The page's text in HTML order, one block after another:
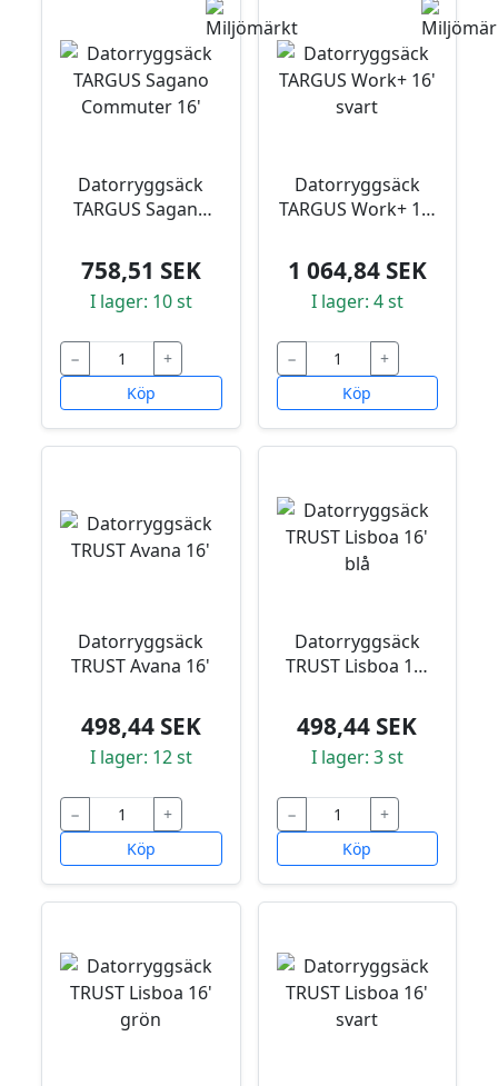
Datorryggsäck
TARGUS Sagano
758,51 SEK
I lager: 10 st
−
+
Köp
Datorryggsäck
TARGUS Work+ 16'
1 064,84 SEK
I lager: 4 st
−
+
Köp
Datorryggsäck
TRUST Avana 16'
498,44 SEK
I lager: 12 st
−
+
Köp
Datorryggsäck
TRUST Lisboa 16'
498,44 SEK
I lager: 3 st
−
+
Köp